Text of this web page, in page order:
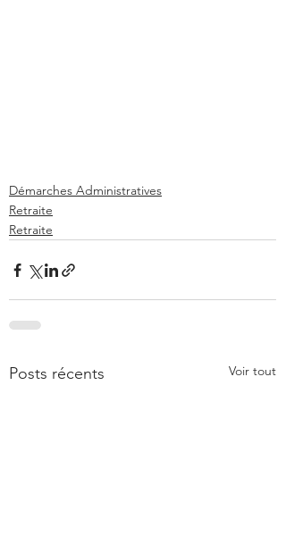
Démarches Administratives
Retraite
Retraite
Posts récents Voir tout